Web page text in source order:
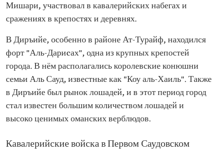
Мишари, участвовал в кавалерийских набегах и
сражениях в крепостях и деревнях.
В Диръийе, особенно в районе Ат-Турайф, находился
форт "Аль-Дариcах", одна из крупных крепостей
города. В нём располагались королевские конюшни
семьи Аль Сауд, известные как "Коу аль-Хаиль". Также
в Диръийе был рынок лошадей, и в этот период город
стал известен большим количеством лошадей и
высоко ценимых оманских верблюдов.
Кавалерийские войска в Первом Саудовском